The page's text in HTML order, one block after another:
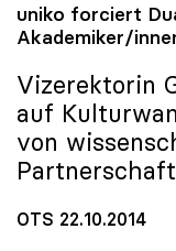
uniko forciert
Akademiker/
Vizerektorin
auf
von
Partnerschaft
OTS 22.10.2014